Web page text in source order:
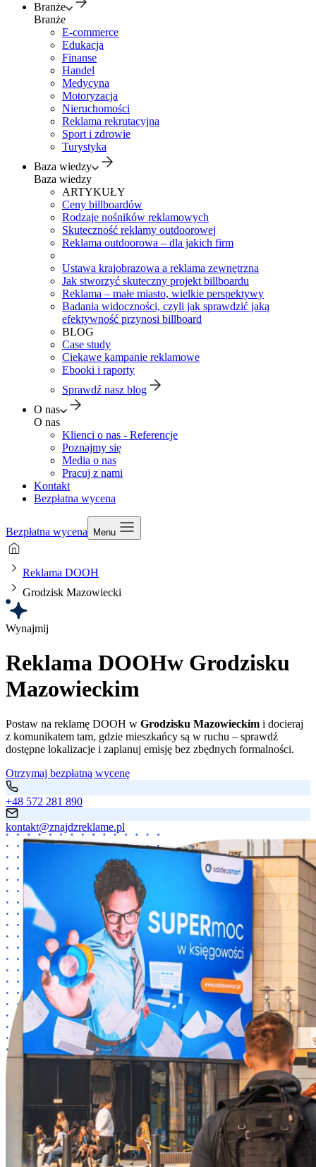
Branże
Branże
E-commerce
Edukacja
Finanse
Handel
Medycyna
Motoryzacja
Nieruchomości
Reklama rekrutacyjna
Sport i zdrowie
Turystyka
Baza wiedzy
Baza wiedzy
ARTYKUŁY
Ceny billboardów
Rodzaje nośników reklamowych
Skuteczność reklamy outdoorowej
Reklama outdoorowa – dla jakich firm
Ustawa krajobrazowa a reklama zewnętrzna
Jak stworzyć skuteczny projekt billboardu
Reklama – małe miasto, wielkie perspektywy
Badania widoczności, czyli jak sprawdzić jaką
efektywność przynosi billboard
BLOG
Case study
Ciekawe kampanie reklamowe
Ebooki i raporty
Sprawdź nasz blog
O nas
O nas
Klienci o nas - Referencje
Poznajmy się
Media o nas
Pracuj z nami
Kontakt
Bezpłatna wycena
Bezpłatna wycena Menu
Reklama DOOH
Grodzisk Mazowiecki
Wynajmij
Reklama DOOHw Grodzisku
Mazowieckim
Postaw na reklamę DOOH w Grodzisku Mazowieckim i docieraj
z komunikatem tam, gdzie mieszkańcy są w ruchu – sprawdź
dostępne lokalizacje i zaplanuj emisję bez zbędnych formalności.
Otrzymaj bezpłatną wycenę
+48 572 281 890
kontakt@znajdzreklame.pl